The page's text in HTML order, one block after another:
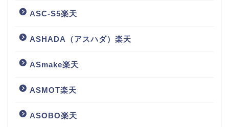
ASC-S5楽天
ASHADA（アスハダ）楽天
ASmake楽天
ASMOT楽天
ASOBO楽天